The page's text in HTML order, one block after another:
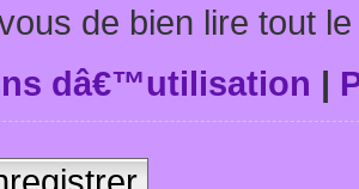
de bien lire tout
dâ€™utilisation |